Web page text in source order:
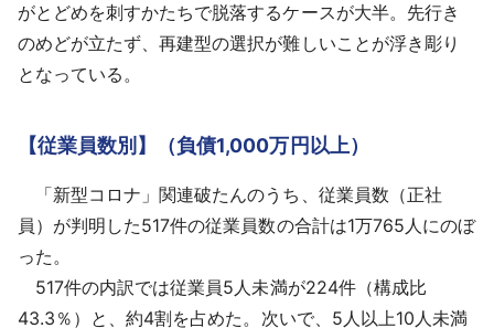
がとどめを刺すかたちで脱落するケースが大半。先行き
のめどが立たず、再建型の選択が難しいことが浮き彫り
となっている。
【従業員数別】（負債1,000万円以上）
「新型コロナ」関連破たんのうち、従業員数（正社
員）が判明した517件の従業員数の合計は1万765人にのぼ
った。
517件の内訳では従業員5人未満が224件（構成比
43.3％）と、約4割を占めた。次いで、5人以上10人未満